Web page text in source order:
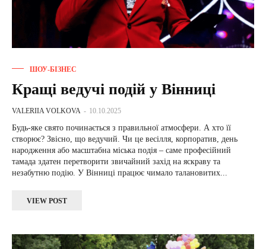
ШОУ-БІЗНЕС
Кращі ведучі подій у Вінниці
VALERIIA VOLKOVA - 10.10.2025
Будь-яке свято починається з правильної атмосфери. А хто її
створює? Звісно, що ведучий. Чи це весілля, корпоратив, день
народження або масштабна міська подія – саме професійний
тамада здатен перетворити звичайний захід на яскраву та
незабутню подію. У Вінниці працює чимало талановитих...
VIEW POST